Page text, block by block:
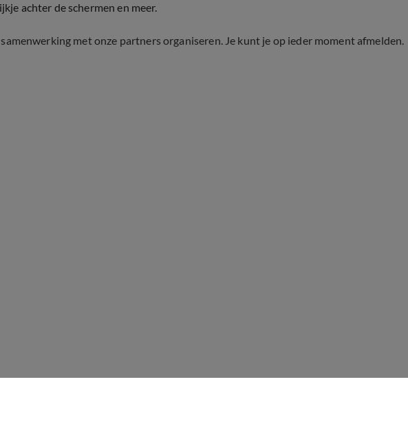
achter de schermen en meer.
met onze partners organiseren. Je kunt je op ieder moment afmelden.